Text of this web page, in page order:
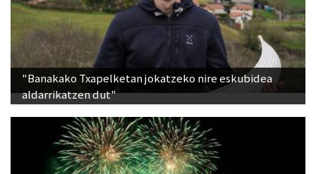
"Banakako Txapelketan jokatzeko nire eskubidea
aldarrikatzen dut"